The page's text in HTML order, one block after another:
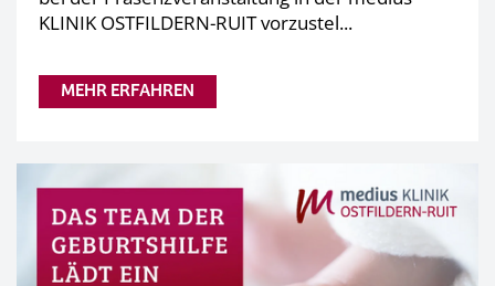
KLINIK OSTFILDERN-RUIT vorzustel...
MEHR ERFAHREN